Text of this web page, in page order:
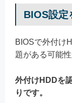
BIOS設定
BIOSで外付け
題がある可能性
外付けHDDを
りです。